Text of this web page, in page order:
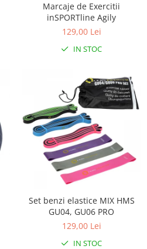
Marcaje de Exercitii
inSPORTline Agily
129,00 Lei
IN STOC
Set benzi elastice MIX HMS
GU04, GU06 PRO
129,00 Lei
IN STOC